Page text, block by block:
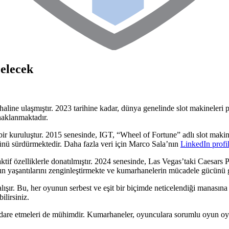
ulaşmıştır. 2023 tarihine kadar, dünya genelinde slot makineleri
2015 senesinde, IGT, “Wheel of Fortune” adlı slot
sürdürmektedir. Daha fazla veri için Marco Sala’nın LinkedIn
özelliklerle donatılmıştır. 2024 senesinde, Las Vegas’taki
yaşantılarını zenginleştirmekte ve kumarhanelerin mücadele
Bu, her oyunun serbest ve eşit bir biçimde neticelendiği
etmeleri de mühimdir. Kumarhaneler, oyunculara sorumlu oyun